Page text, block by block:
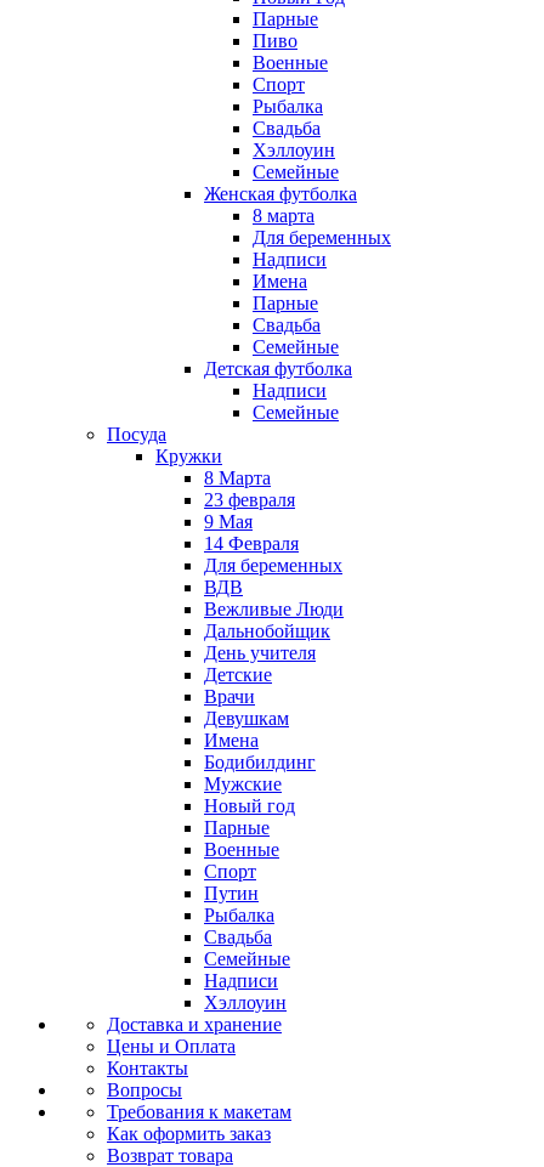
Парные
Пиво
Военные
Спорт
Рыбалка
Свадьба
Хэллоуин
Семейные
Женская футболка
8 марта
Для беременных
Надписи
Имена
Парные
Свадьба
Семейные
Детская футболка
Надписи
Семейные
Посуда
Кружки
8 Марта
23 февраля
9 Мая
14 Февраля
Для беременных
ВДВ
Вежливые Люди
Дальнобойщик
День учителя
Детские
Врачи
Девушкам
Имена
Бодибилдинг
Мужские
Новый год
Парные
Военные
Спорт
Путин
Рыбалка
Свадьба
Семейные
Надписи
Хэллоуин
Доставка и хранение
Цены и Оплата
Контакты
Вопросы
Требования к макетам
Как оформить заказ
Возврат товара